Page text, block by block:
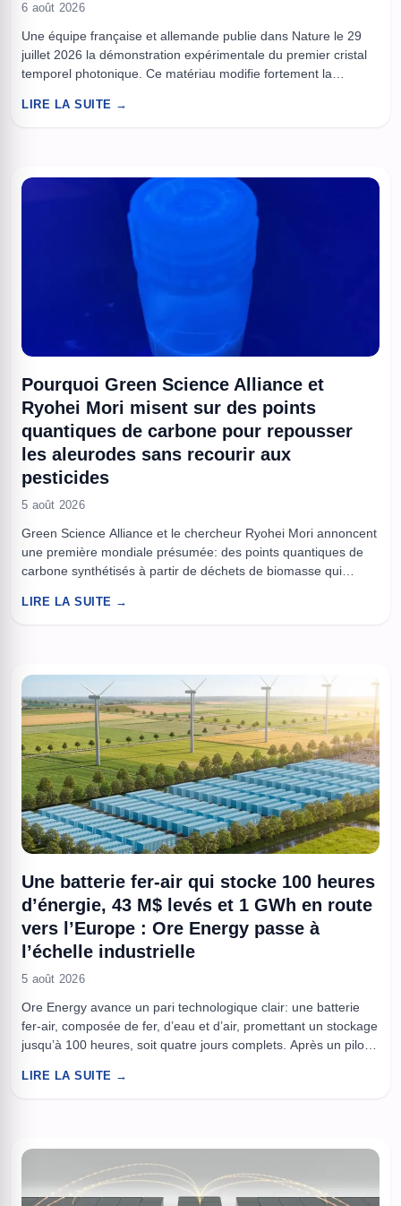
6 août 2026
Une équipe française et allemande publie dans Nature le 29
juillet 2026 la démonstration expérimentale du premier cristal
temporel photonique. Ce matériau modifie fortement la
calcul optique ultrarapide et aux télécommunications. À lire
LIRE LA SUITE →
Pourquoi Green Science Alliance et
Ryohei Mori misent sur des points
quantiques de carbone pour repousser
les aleurodes sans recourir aux
pesticides
5 août 2026
Green Science Alliance et le chercheur Ryohei Mori annoncent
une première mondiale présumée: des points quantiques de
carbone synthétisés à partir de déchets de biomasse qui
nanoparticules proviennent de bois et de résidus alimentaires
LIRE LA SUITE →
Une batterie fer-air qui stocke 100 heures
d’énergie, 43 M$ levés et 1 GWh en route
vers l’Europe : Ore Energy passe à
l’échelle industrielle
5 août 2026
Ore Energy avance un pari technologique clair: une batterie
fer-air, composée de fer, d’eau et d’air, promettant un stockage
jusqu’à 100 heures, soit quatre jours complets. Après un pilote
Thuis pour déployer 1 GWh en Europe, et finalise une levée de
LIRE LA SUITE →